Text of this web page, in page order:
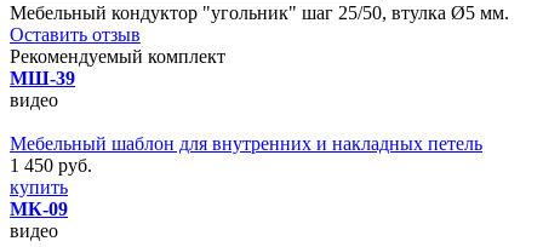
Мебельный кондуктор "угольник" шаг 25/50, втулка Ø5 мм.
Оставить отзыв
Рекомендуемый комплект
МШ-39
видео
Мебельный шаблон для внутренних и накладных петель
1 450 руб.
купить
МК-09
видео